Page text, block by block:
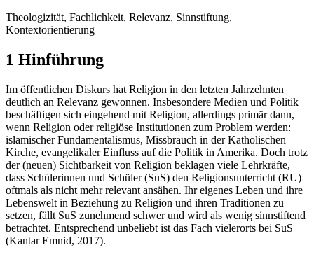
Theologizität, Fachlichkeit, Relevanz, Sinnstiftung,
Kontextorientierung
1 Hinführung
Im öffentlichen Diskurs hat Religion in den letzten Jahrzehnten
deutlich an Relevanz gewonnen. Insbesondere Medien und Politik
beschäftigen sich eingehend mit Religion, allerdings primär dann,
wenn Religion oder religiöse Institutionen zum Problem werden:
islamischer Fundamentalismus, Missbrauch in der Katholischen
Kirche, evangelikaler Einfluss auf die Politik in Amerika. Doch trotz
der (neuen) Sichtbarkeit von Religion beklagen viele Lehrkräfte,
dass Schülerinnen und Schüler (SuS) den Religionsunterricht (RU)
oftmals als nicht mehr relevant ansähen. Ihr eigenes Leben und ihre
Lebenswelt in Beziehung zu Religion und ihren Traditionen zu
setzen, fällt SuS zunehmend schwer und wird als wenig sinnstiftend
betrachtet. Entsprechend unbeliebt ist das Fach vielerorts bei SuS
(Kantar Emnid, 2017).